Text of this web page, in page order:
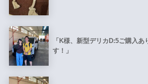
「K様、新型デリカD:5ご購入あ
す！」